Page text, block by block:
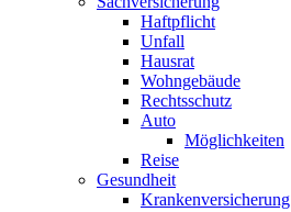
Haftpflicht
Unfall
Hausrat
Wohngebäude
Rechtsschutz
Auto
Möglichkeiten
Reise
Gesundheit
Krankenversicherung